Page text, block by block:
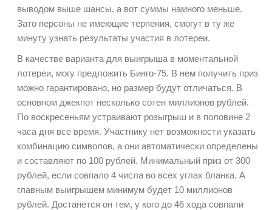
выводом выше шансы, а вот суммы намного меньше.
Зато персоны не имеющие терпения, смогут в ту же
минуту узнать результаты участия в лотереи.
В качестве варианта для выигрыша в моментальной
лотереи, могу предложить Бинго-75. В нем получить приз
можно гарантировано, но размер будут отличаться. В
основном джекпот несколько сотен миллионов рублей.
По воскресеньям устраивают розыгрыш и в половине 2
часа дня все время. Участнику нет возможности указать
комбинацию символов, а они автоматически определены
и составляют по 100 рублей. Минимальный приз от 300
рублей, если совпало 4 числа во всех углах бланка. А
главным выигрышем минимум будет 10 миллионов
рублей. Достанется он тем, у кого до 46 хода совпали